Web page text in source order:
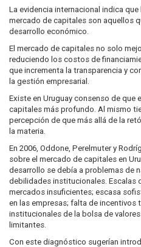
La evidencia internacional indica
mercado de capitales son aquellos
desarrollo económico.
El mercado de capitales no solo
reduciendo los costos de
que incrementa la transparencia y
la gestión empresarial.
Existe en Uruguay consenso de que
capitales más profundo. Al mismo
percepción de que más allá de la
la materia.
En 2006, Oddone, Perelmuter y
sobre el mercado de capitales en
desarrollo se debía a problemas de
debilidades institucionales. Escalas
mercados insuficientes; escasa
en las empresas; falta de incentivos
institucionales de la bolsa de
limitantes.
Con este diagnóstico sugerían